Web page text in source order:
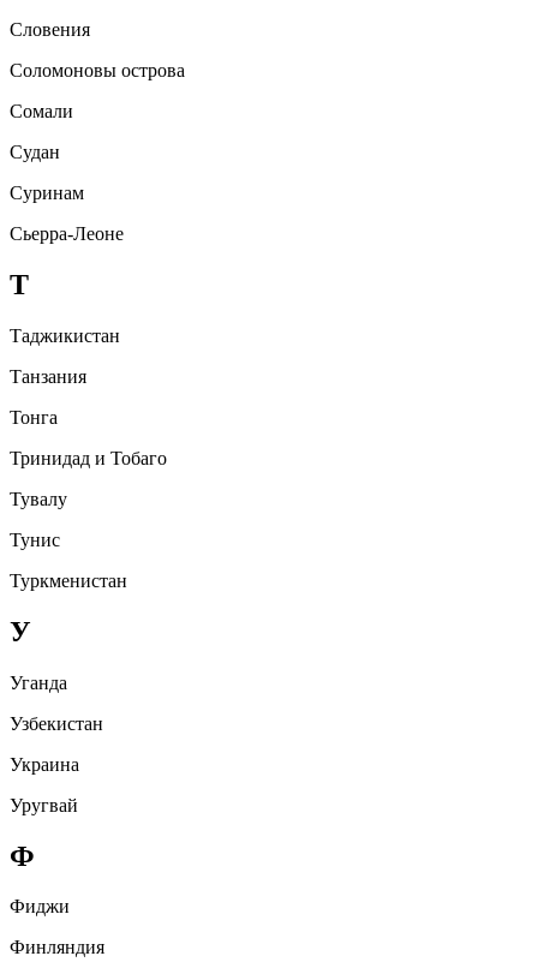
Словения
Соломоновы острова
Сомали
Судан
Суринам
Сьерра-Леоне
Т
Таджикистан
Танзания
Тонга
Тринидад и Тобаго
Тувалу
Тунис
Туркменистан
У
Уганда
Узбекистан
Украина
Уругвай
Ф
Фиджи
Финляндия